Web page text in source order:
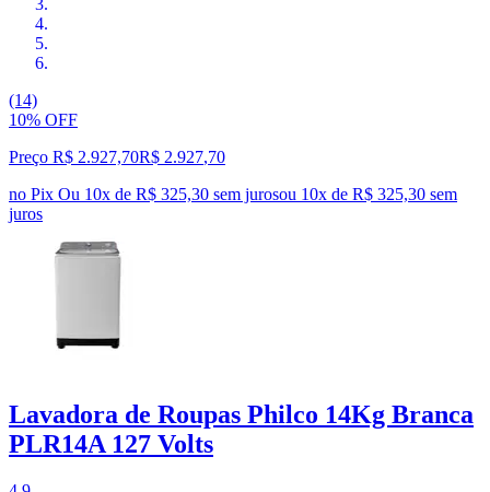
(14)
10% OFF
Preço R$ 2.927,70R$ 2.927,70
no Pix Ou 10x de R$ 325,30 sem jurosou 10x de R$ 325,30 sem
juros
Lavadora de Roupas Philco 14Kg Branca
PLR14A 127 Volts